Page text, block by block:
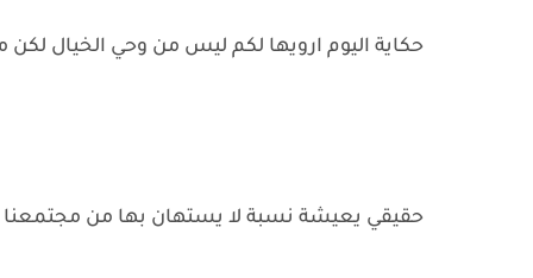
حكاية اليوم ارويها لكم ليس من وحي الخيال لكن
حقيقي يعيشة نسبة لا يستهان بها من مجتمعنا